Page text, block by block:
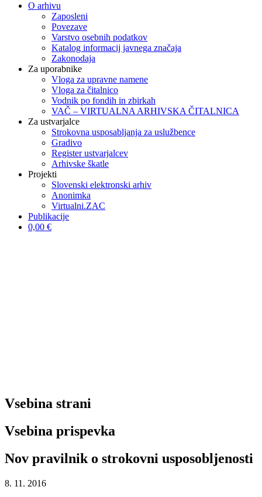
O arhivu
Zaposleni
Povezave
Varstvo osebnih podatkov
Katalog informacij javnega značaja
Zakonodaja
Za uporabnike
Vloga za upravne namene
Vloga za čitalnico
Vodnik po fondih in zbirkah
VAČ – VIRTUALNA ARHIVSKA ČITALNICA
Za ustvarjalce
Strokovna usposabljanja za uslužbence
Gradivo
Register ustvarjalcev
Arhivske škatle
Projekti
Slovenski elektronski arhiv
Anonimka
Virtualni.ZAC
Publikacije
0,00 €
Vsebina strani
Vsebina prispevka
Nov pravilnik o strokovni usposobljenosti
8. 11. 2016